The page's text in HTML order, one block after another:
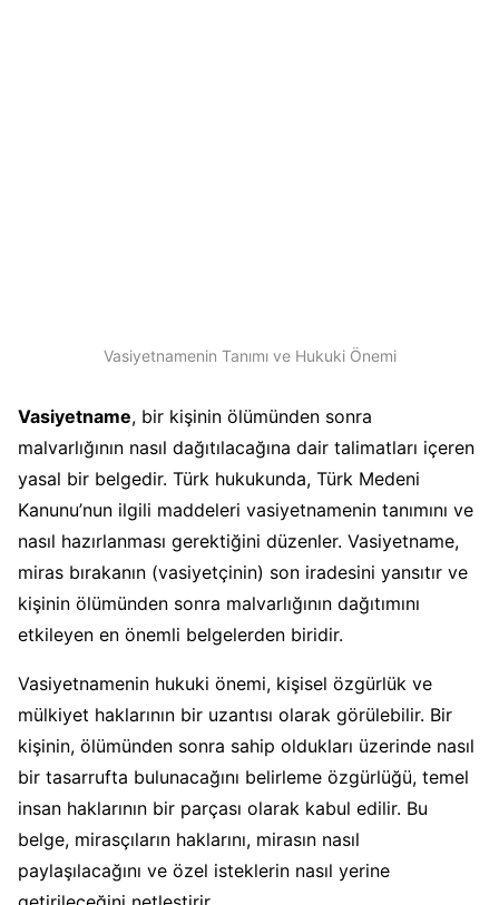
Vasiyetnamenin Tanımı ve Hukuki Önemi
Vasiyetname, bir kişinin ölümünden sonra
malvarlığının nasıl dağıtılacağına dair talimatları içeren
yasal bir belgedir. Türk hukukunda, Türk Medeni
Kanunu’nun ilgili maddeleri vasiyetnamenin tanımını ve
nasıl hazırlanması gerektiğini düzenler. Vasiyetname,
miras bırakanın (vasiyetçinin) son iradesini yansıtır ve
kişinin ölümünden sonra malvarlığının dağıtımını
etkileyen en önemli belgelerden biridir.
Vasiyetnamenin hukuki önemi, kişisel özgürlük ve
mülkiyet haklarının bir uzantısı olarak görülebilir. Bir
kişinin, ölümünden sonra sahip oldukları üzerinde nasıl
bir tasarrufta bulunacağını belirleme özgürlüğü, temel
insan haklarının bir parçası olarak kabul edilir. Bu
belge, mirasçıların haklarını, mirasın nasıl
paylaşılacağını ve özel isteklerin nasıl yerine